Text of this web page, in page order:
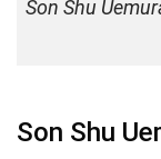
Son Shu
Son Shu